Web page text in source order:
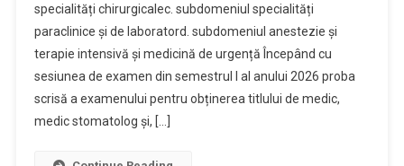
specialități chirurgicalec. subdomeniul specialități
paraclinice și de laboratord. subdomeniul anestezie și
terapie intensivă și medicină de urgență Începând cu
sesiunea de examen din semestrul I al anului 2026 proba
scrisă a examenului pentru obținerea titlului de medic,
medic stomatolog și, […]